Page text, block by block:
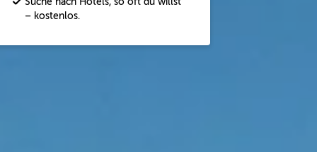
– kostenlos.